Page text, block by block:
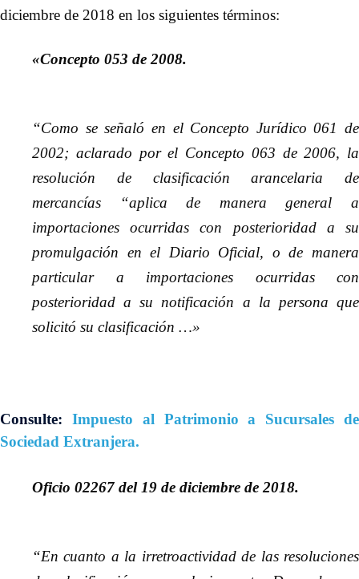
diciembre de 2018 en los siguientes términos:
«Concepto 053 de 2008.
“Como se señaló en el Concepto Jurídico 061 de
2002; aclarado por el Concepto 063 de 2006, la
resolución de clasificación arancelaria de
mercancías “aplica de manera general a
importaciones ocurridas con posterioridad a su
promulgación en el Diario Oficial, o de manera
particular a importaciones ocurridas con
posterioridad a su notificación a la persona que
solicitó su clasificación …»
Consulte: Impuesto al Patrimonio a Sucursales de
Sociedad Extranjera.
Oficio 02267 del 19 de diciembre de 2018.
“En cuanto a la irretroactividad de las resoluciones